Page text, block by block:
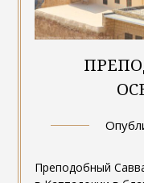
Преподобный